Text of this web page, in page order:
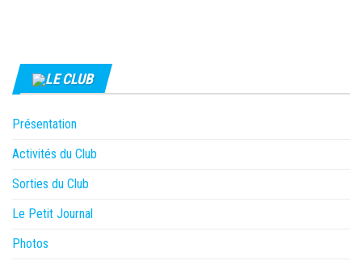
LE CLUB
Présentation
Activités du Club
Sorties du Club
Le Petit Journal
Photos